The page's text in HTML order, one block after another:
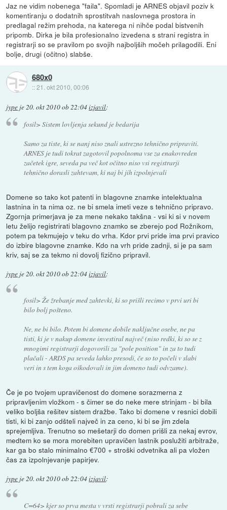
Jaz ne vidim nobenega "faila". Spomladi je ARNES objavil poziv k
komentiranju o dodatnih sprostitvah naslovnega prostora in
predlagal režim prehoda, na katerega ni nihče podal bistvenih
pripomb. Dirka je bila profesionalno izvedena s strani registra in
registrarji so se pravilom po svojih najboljših močeh prilagodili. Eni
bolje, drugi (očitno) slabše.
680x0
::21. okt 2010, 00:06
jype je20. okt 2010 ob 22:04izjavil:
fosil> Sistem lovljenja sekund je bedarija
Samo za tiste, ki se nanj niso znali ustrezno tehnično pripraviti.
ARNES je tudi tokrat zagotovil popolnoma vse za enakovreden
začetek igre, seveda pa več kot očitno niso vsi registrarji
tehnično dorasli zahtevam, ki naj bi jih izpolnjevali
Domene so tako kot patenti in blagovne znamke intelektualna
lastnina in ta nima oz. ne bi smela imeti veze s tehnično pripravo.
Zgornja primerjava je za mene nekako takšna - vsi ki si v novem
letu želijo registrirati blagovno znamko se zberejo pod Rožnikom,
potem pa tekmujejo v teku do vrha. Kdor prvi pride ima prvi pravico
do izbire blagovne znamke. Kdo na vrh pride zadnji, si je pa sam
kriv, saj se za tekmo ni dovolj fizično pripravil.
jype je20. okt 2010 ob 22:04izjavil:
fosil> Že žrebanje med zahtevki, ki so prišli recimo v prvi uri bi
bilo bolj pošteno.
Ne, ne bi bilo. Potem bi domene dobile naključne osebe, ne pa
tisti, ki je v nakup domene investiral največ (niso redki, ki so se z
mnogimi registrarji dogovorili za "pole position" in za to tudi
plačali - ARDS pa seveda lahko presodi, če so to počeli v slabi
veri in s tem koga oškodovali in jim domeno tudi odvzame).
Če je po tvojem upravičenost do domene sorazmerna z
pripravljenim vložkom - s čimer se do neke mere strinjam - bi bila
veliko boljša rešitev sistem dražbe. Tako bi domene v resnici dobili
tisti, ki bi zanjo odšteli največ in za ceno, ki bi se jim zdela
sprejemljiva. Trenutno so mešetarji do domen prišli za nekaj evrov,
medtem ko se mora morebiten upravičen lastnik poslužiti arbitraže,
kar ga bo stalo minimalno €700 + stroški odvetnika ali pa vložen
čas za izpolnjevanje papirjev.
jype je20. okt 2010 ob 22:04izjavil:
C=64> kjer so prva mesta v vrsti registrarji pobrali za sebe